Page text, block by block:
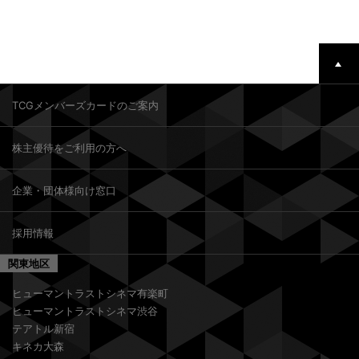
TCGメンバーズカードのご案内
株主優待をご利用の方へ
企業・団体様向け窓口
採用情報
関東地区
ヒューマントラストシネマ有楽町
ヒューマントラストシネマ渋谷
テアトル新宿
キネカ大森